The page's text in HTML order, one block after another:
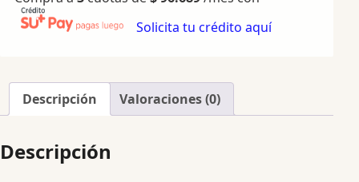
Solicita tu crédito aquí
Descripción Valoraciones (0)
Descripción